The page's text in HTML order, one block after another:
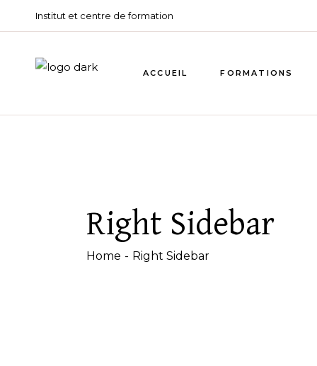
Institut et centre de formation
ACCUEIL FORMATIONS
Right Sidebar
Home Right Sidebar